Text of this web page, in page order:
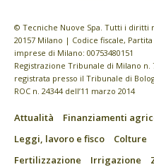
© Tecniche Nuove Spa. Tutti i diritti
20157 Milano | Codice fiscale,
imprese di Milano: 00753480151
Registrazione Tribunale di Milano n.
registrata presso il Tribunale di
ROC n. 24344 dell’11 marzo 2014
Attualità Finanziamenti
Leggi, lavoro e fisco
Colture
Fertilizzazione
Irrigazione